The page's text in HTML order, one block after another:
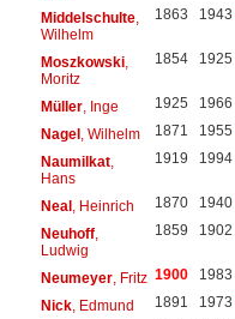
Middelschulte,
Wilhelm
1863 1943
Moszkowski,
Moritz
1854 1925
Müller, Inge 1925 1966
Nagel, Wilhelm 1871 1955
Naumilkat,
Hans
1919 1994
Neal, Heinrich 1870 1940
Neuhoff,
Ludwig
1859 1902
Neumeyer, Fritz 1900 1983
Nick, Edmund 1891 1973